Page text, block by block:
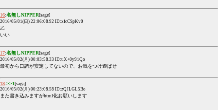
16:名無しNIPPER[sage]
2016/05/01(日) 22:06:08.92 ID:xfcCSpKv0
乙
いい
17:名無しNIPPER[sage]
2016/05/02(月) 00:03:58.33 ID:uX+0y91Qo
最初から口調が安定してないので、お気をつけ遊ばせ
18:>>1[saga]
2016/05/02(月) 00:23:08.58 ID:zQJLGL5Bo
また書き込みますがhtml化お願いします